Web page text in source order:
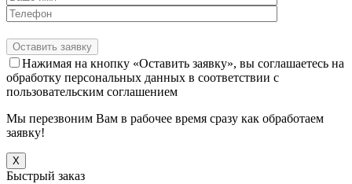
Нажимая на кнопку «Оставить заявку», вы соглашаетесь на
обработку персональных данных в соответствии с
пользовательским соглашением
Мы перезвоним Вам в рабочее время сразу как обработаем
заявку!
X
Быстрый заказ